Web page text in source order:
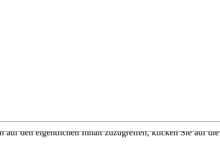
auf den eigentlichen Inhalt zuzugreifen, klicken Sie auf